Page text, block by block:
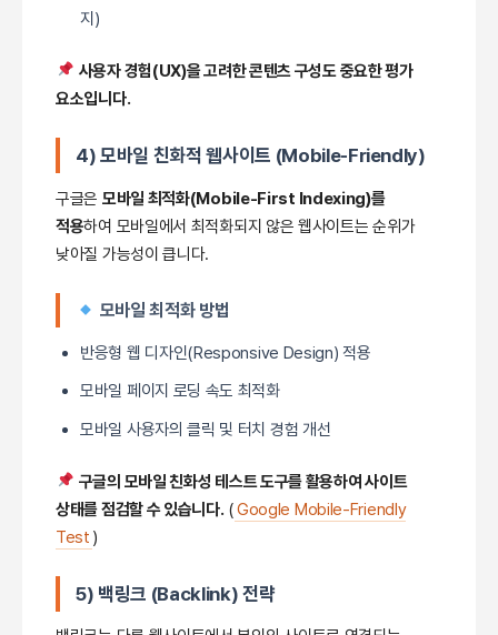
지)
사용자 경험(UX)을 고려한 콘텐츠 구성도 중요한 평가
요소입니다.
4) 모바일 친화적 웹사이트 (Mobile-Friendly)
구글은 모바일 최적화(Mobile-First Indexing)를
적용하여 모바일에서 최적화되지 않은 웹사이트는 순위가
낮아질 가능성이 큽니다.
모바일 최적화 방법
반응형 웹 디자인(Responsive Design) 적용
모바일 페이지 로딩 속도 최적화
모바일 사용자의 클릭 및 터치 경험 개선
구글의 모바일 친화성 테스트 도구를 활용하여 사이트
상태를 점검할 수 있습니다. (Google Mobile-Friendly
Test )
5) 백링크 (Backlink) 전략